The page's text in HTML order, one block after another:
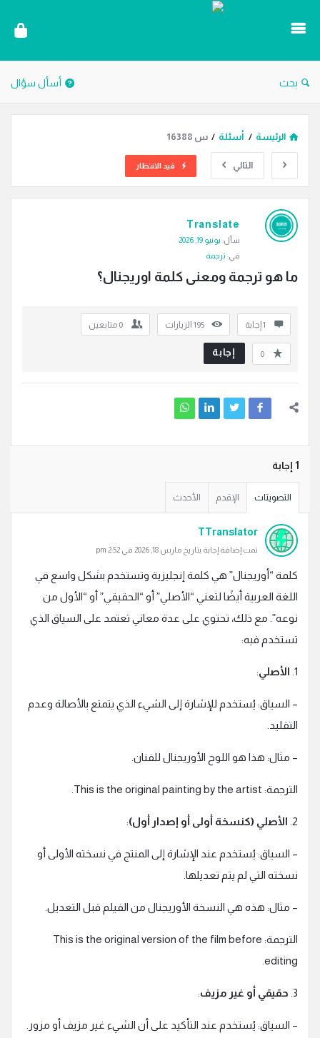
دليل
بحث أسأل سؤال
الرئيسة / أسئلة / س 16388
التالي قيد الانتظار
دليل
الترجمة
أسئلة
Translate
سأل: يونيو 19, 2026
في: ترجمة
ما هو ترجمة ومعنى كلمة اوريجنال؟
‫1 إجابة 195 الزيارات 0 متابعين
0 إجابة
‫1 إجابة
التصويتات الإقدم الأحدث
TTranslator
تمت إضافة إجابة بتاريخ مارس 18, 2026 في 2:52 pm
كلمة “أوريجنال” هي كلمة إنجليزية وتستخدم بشكل واسع في
اللغة العربية أيضًا لتعني “الأصلي” أو “الحقيقي” أو “الأول من
نوعه”. مع ذلك، تحتوي على عدة معاني تعتمد على السياق الذي
تستخدم فيه:
1. الأصلي:
– السياق: يُستخدم للإشارة إلى الشيء الذي يتمتع بالأصالة وعدم
التقليد.
– مثال: هذا هو اللوح الأوريجنال للفنان.
الترجمة: This is the original painting by the artist.
2. الأصلي (كنسخة أولى أو إصدار أول):
– السياق: يُستخدم عند الإشارة إلى المنتج في نسخته الأولى أو
نسخته التي لم يتم تعديلها.
– مثال: هذه هي النسخة الأوريجنال من الفيلم قبل التعديل.
الترجمة: This is the original version of the film before
editing.
3. حقيقي أو غير مزيف:
– السياق: يُستخدم عند التأكيد على أن الشيء غير مزيف أو مزور.